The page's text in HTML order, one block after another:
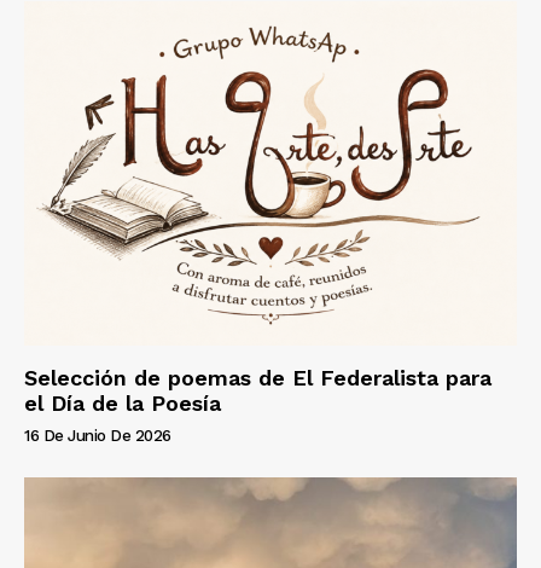
Selección de poemas de El Federalista para
el Día de la Poesía
16 De Junio De 2026